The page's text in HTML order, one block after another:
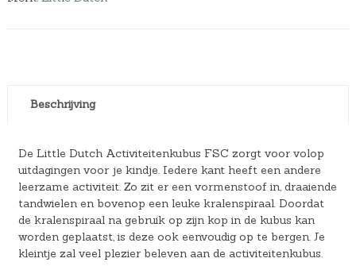
Beschrijving
De Little Dutch Activiteitenkubus FSC zorgt voor volop
uitdagingen voor je kindje. Iedere kant heeft een andere
leerzame activiteit. Zo zit er een vormenstoof in, draaiende
tandwielen en bovenop een leuke kralenspiraal. Doordat
de kralenspiraal na gebruik op zijn kop in de kubus kan
worden geplaatst, is deze ook eenvoudig op te bergen. Je
kleintje zal veel plezier beleven aan de activiteitenkubus.